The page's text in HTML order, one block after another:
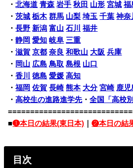
・北海道 青森 岩手 秋田 山形 宮城 福
・茨城 栃木 群馬 山梨 埼玉 千葉 神奈
・長野 新潟 富山 石川
福井
・静岡 愛知 岐阜 三重
・滋賀 京都 奈良 和歌山 大阪 兵庫
・ 岡山 広島 鳥取 島根 山口
・香川 徳島 愛媛 高知
・福岡 佐賀 長崎 熊本 大分 宮崎 鹿児
・高校生の進路進学先・全国「高校
■❶本日の結果(東日本) ｜❷本日の結
目次